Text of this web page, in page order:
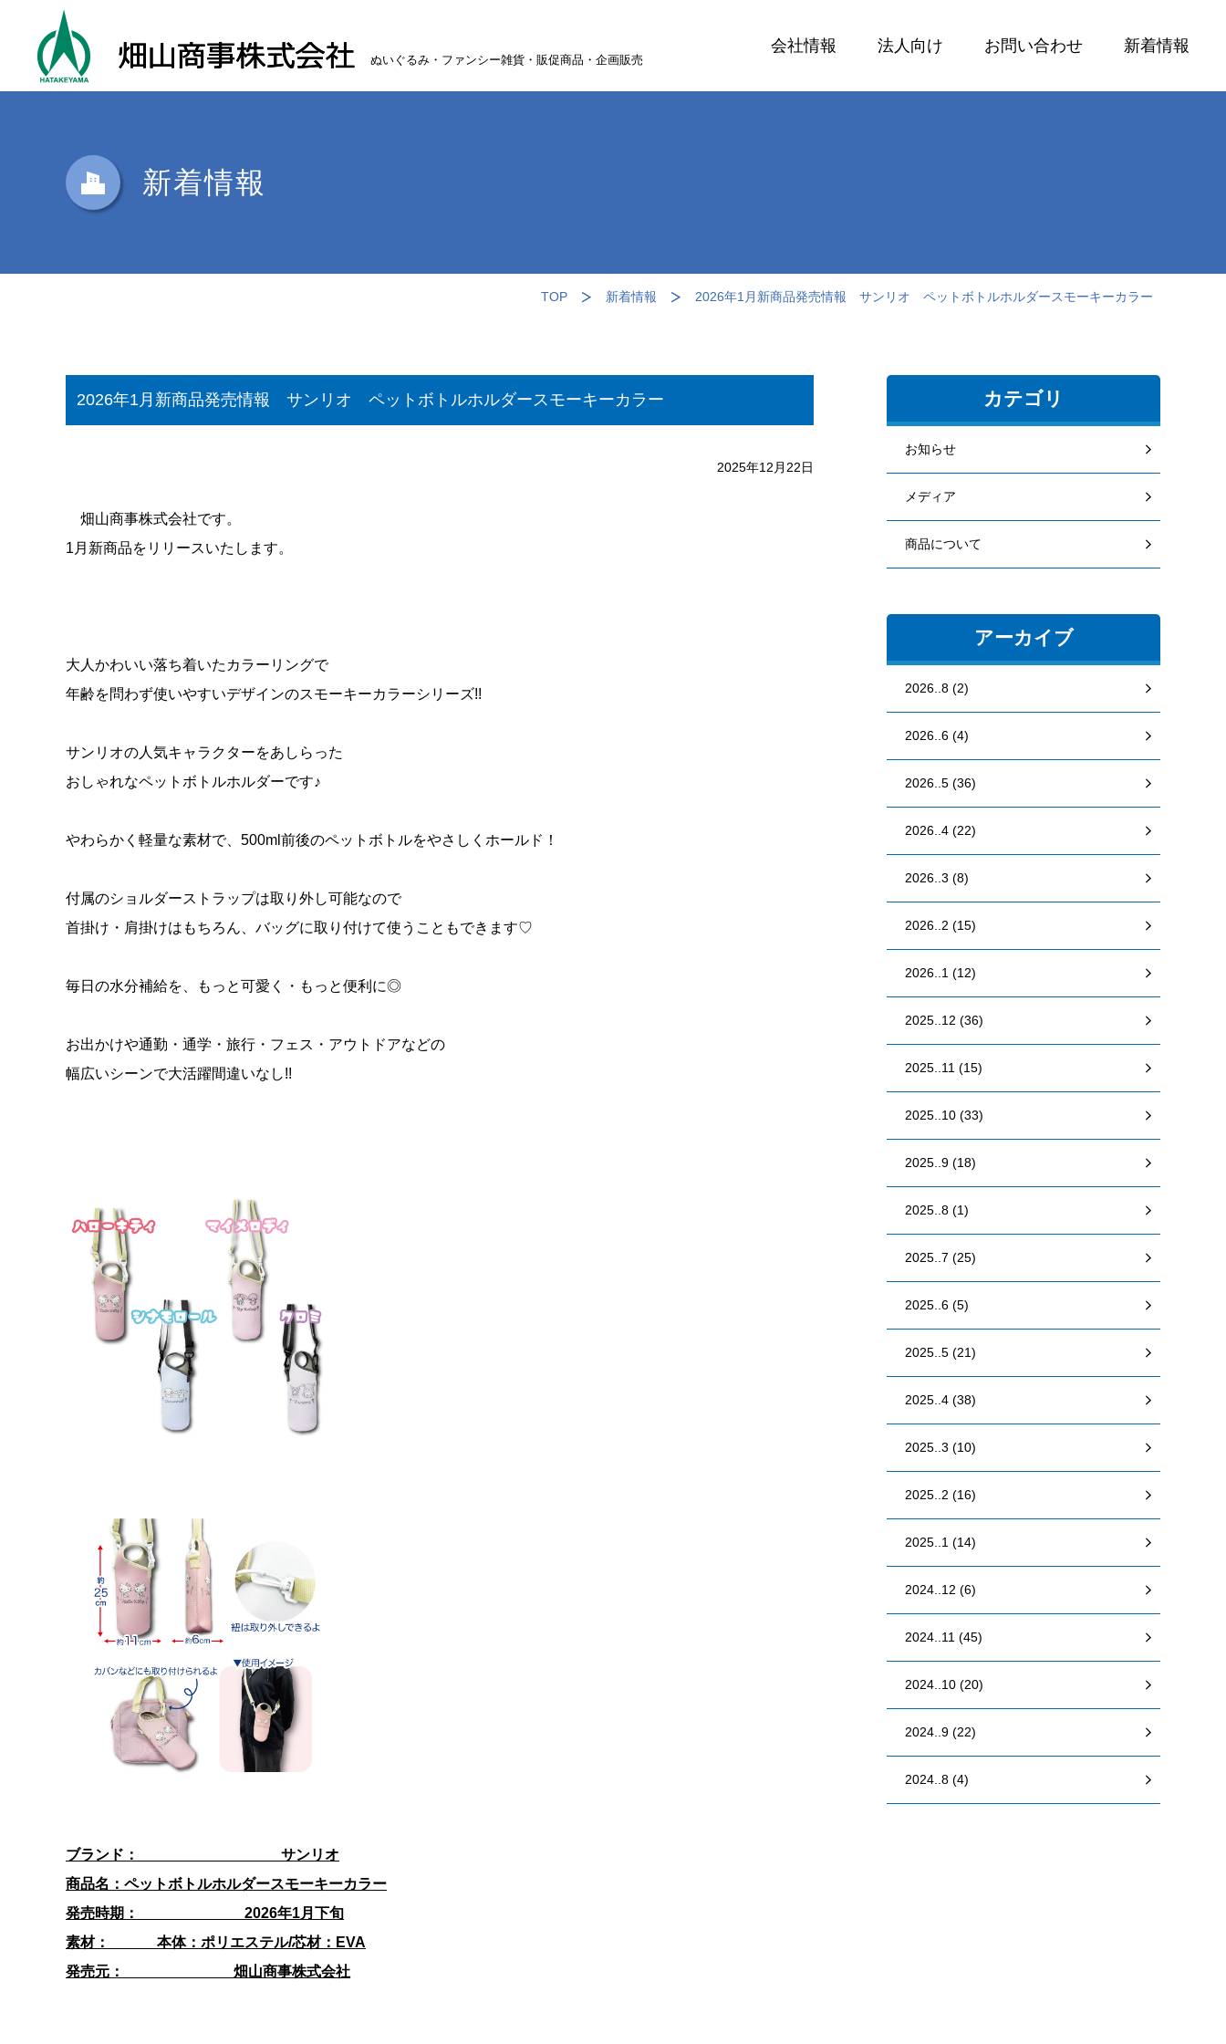
ぬいぐるみ・ファンシー雑貨・販促商品・企画販売
会社情報 法人向け お問い合わせ 新着情報
新着情報
TOP 新着情報 2026年1月新商品発売情報 サンリオ ペットボトルホルダースモーキーカラー
2026年1月新商品発売情報 サンリオ ペットボトルホルダースモーキーカラー
2025年12月22日
畑山商事株式会社です。
1月新商品をリリースいたします。
大人かわいい落ち着いたカラーリングで
年齢を問わず使いやすいデザインのスモーキーカラーシリーズ!!
サンリオの人気キャラクターをあしらった
おしゃれなペットボトルホルダーです♪
やわらかく軽量な素材で、500ml前後のペットボトルをやさしくホールド！
付属のショルダーストラップは取り外し可能なので
首掛け・肩掛けはもちろん、バッグに取り付けて使うこともできます♡
毎日の水分補給を、もっと可愛く・もっと便利に◎
お出かけや通勤・通学・旅行・フェス・アウトドアなどの
幅広いシーンで大活躍間違いなし!!
ブランド： サンリオ
商品名：ペットボトルホルダースモーキーカラー
発売時期： 2026年1月下旬
素材： 本体：ポリエステル/芯材：EVA
発売元：
畑山商事株式会社
カテゴリ
お知らせ
メディア
商品について
アーカイブ
2026..8 (2)
2026..6 (4)
2026..5 (36)
2026..4 (22)
2026..3 (8)
2026..2 (15)
2026..1 (12)
2025..12 (36)
2025..11 (15)
2025..10 (33)
2025..9 (18)
2025..8 (1)
2025..7 (25)
2025..6 (5)
2025..5 (21)
2025..4 (38)
2025..3 (10)
2025..2 (16)
2025..1 (14)
2024..12 (6)
2024..11 (45)
2024..10 (20)
2024..9 (22)
2024..8 (4)